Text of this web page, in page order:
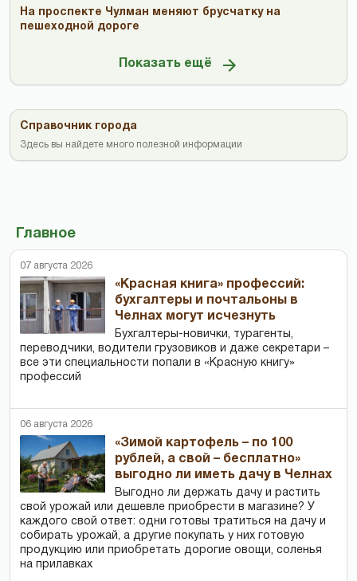
На проспекте Чулман меняют брусчатку на
пешеходной дороге
Показать ещё
Справочник города
Здесь вы найдете много полезной информации
Главное
07 августа 2026
«Красная книга» профессий:
бухгалтеры и почтальоны в
Челнах могут исчезнуть
Бухгалтеры-новички, тур­агенты,
переводчики, водители грузовиков и даже секретари –
все эти специальности попали в «Красную книгу»
профессий
06 августа 2026
«Зимой картофель – по 100
рублей, а свой – бесплатно»
выгодно ли иметь дачу в Челнах
Выгодно ли держать дачу и растить
свой урожай или дешевле приобрести в магазине? У
каждого свой ответ: одни готовы тратиться на дачу и
собирать урожай, а другие покупать у них готовую
продукцию или приобретать дорогие овощи, соленья
на прилавках